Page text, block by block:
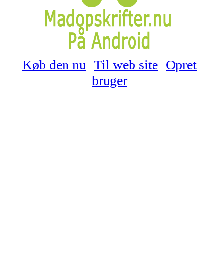
Køb den nu Til web site Opret
bruger